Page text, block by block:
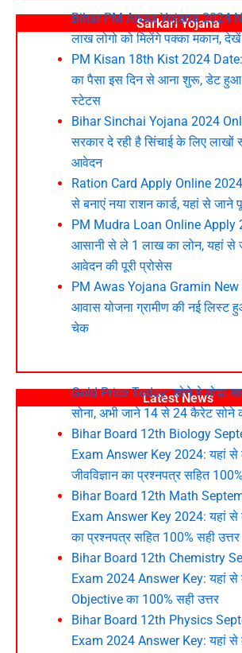
Sarkari Yojana
Bihar PM Awas Yojana 2024
लाख लोगो को मिलेंगे पक्का मकान,
PM Kisan 18th Kist 2024 Date:
का पैसा इस दिन से आना शुरू, डेट
स्टेटस
Bihar Sinchai Yojana 2024
सरकार दे रही है सिंचाई के लिए
आवेदन
Ration Card Apply Online
से बनाएं नया राशन कार्ड, यहां से जाने
PM Mudra Loan Online Apply
आसानी से ले 1 लाख का लोन, यहां से
आवेदन की पूरी प्रोसेस
PM Awas Yojana Gramin New
आवास योजना ग्रामीण की नई लिस्ट
चेक
Latest News
Gold Price Today: सोने ने तोड़ा
सोना, अभी जाने 14 से 24 कैरेट सोने
Bihar Board 12th Biology
Exam Answer Key 2024: यहां से
जीवविज्ञान का प्रश्नपत्र सहित
Bihar Board 12th Math
Exam Answer Key 2024: यहां से
का प्रश्नपत्र सहित 100% सही उत्तर
Bihar Board 12th Chemistry
Exam 2024 Answer Key: यहां से
Objective का 100% सही उत्तर
Bihar Board 12th Physics
Exam 2024 Answer Key: यहां से